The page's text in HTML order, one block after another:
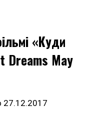
«Куди
Dreams May
27.12.2017